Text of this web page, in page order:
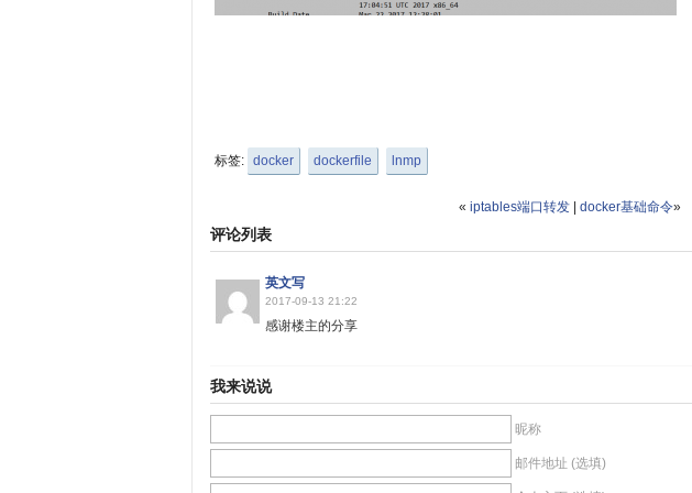
标签: docker dockerfile lnmp
« iptables端口转发 | docker基础命令»
评论列表
英文写
2017-09-13 21:22
感谢楼主的分享
我来说说
昵称
邮件地址 (选填)